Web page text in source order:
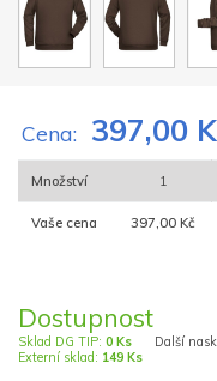
Cena: 397,00
Množství 1
Vaše cena 397,00 Kč
Dostupnost
Sklad DG TIP: 0 Ks
Externí sklad: 149 Ks
Další